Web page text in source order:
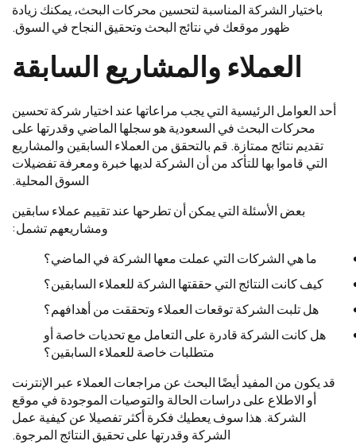
باختيار الشركة المناسبة لتحسين محركات البحث، يمكنك زيادة
ظهور موقعك في نتائج البحث وتحقيق النجاح في السوق.
العملاء والمشاريع السابقة
أحد العوامل الرئيسية التي يجب مراعاتها عند اختيار شركة تحسين
محركات البحث في السعودية هو سجلها الماضي وقدرتها على
تقديم نتائج ممتازة. قم بالتحقق من العملاء السابقين والمشاريع
التي قاموا بها للتأكد من أن الشركة لديها خبرة ومعرفة تفضيلات
السوق المحلية.
بعض الأسئلة التي يمكن أن تطرحها عند تقييم عملاء سابقين
ومشاريعهم تشمل:
ما هي الشركات التي عملت معها الشركة في الماضي؟
كيف كانت النتائج التي حققتها الشركة للعملاء السابقين؟
هل تلبت الشركة توقعات العملاء وتحققت من أهدافهم؟
هل كانت الشركة قادرة على التعامل مع تحديات خاصة أو
متطلبات خاصة للعملاء السابقين؟
قد يكون من المفيد أيضًا البحث عن مراجعات العملاء عبر الإنترنت
أو الاطلاع على دراسات الحالة والتوصيات الموجودة في موقع
الشركة. هذا سوف يعطيك فكرة أكثر تفصيلا عن كيفية عمل
الشركة وقدرتها على تحقيق النتائج المرجوة.